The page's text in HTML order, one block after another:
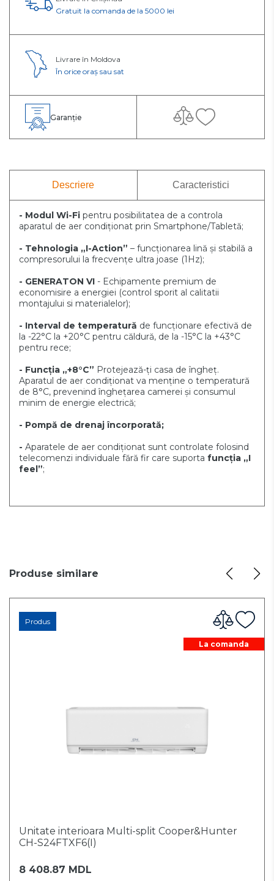
Gratuit la comanda de la 5000 lei
Livrare în Moldova
În orice oraș sau sat
Garanție
Descriere Caracteristici
- Modul Wi-Fi pentru posibilitatea de a controla
aparatul de aer condiționat prin Smartphone/Tabletă;
- Tehnologia „I-Action” – funcționarea lină și stabilă a
compresorului la frecvențe ultra joase (1Hz);
- GENERATON VI - Echipamente premium de
economisire a energiei (control sporit al calitatii
montajului si materialelor);
- Interval de temperatură de funcționare efectivă de
la -22°C la +20°C pentru căldură, de la -15°C la +43°C
pentru rece;
- Funcția „+8°C” Protejează-ți casa de îngheț.
Aparatul de aer condiționat va menține o temperatură
de 8°C, prevenind înghețarea camerei și consumul
minim de energie electrică;
- Pompă de drenaj încorporată;
- Aparatele de aer condiționat sunt controlate folosind
telecomenzi individuale fără fir care suporta funcția „I
feel”;
Produse similare
La comanda
Produs
Unitate interioara Multi-split Cooper&Hunter
CH-S24FTXF6(I)
8 408.87 MDL